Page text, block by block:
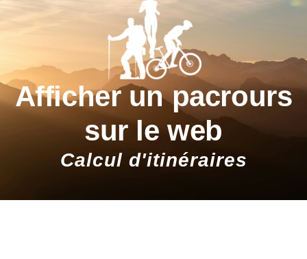
Afficher un pacrours
sur le web
Calcul d'itinéraires